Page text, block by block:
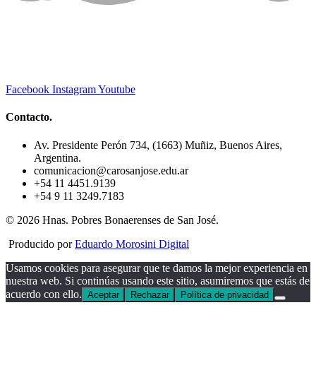
Facebook InstagramYoutube
Contacto.
Av. Presidente Perón 734, (1663) Muñiz, Buenos Aires,
Argentina.
comunicacion@carosanjose.edu.ar
+54 11 4451.9139
+54 9 11 3249.7183
© 2026 Hnas. Pobres Bonaerenses de San José.
Producido porEduardo Morosini Digital
Usamos cookies para asegurar que te damos la mejor experiencia en
nuestra web. Si continúas usando este sitio, asumiremos que estás de
acuerdo con ello. Aceptar Rechazar Política de privacidad